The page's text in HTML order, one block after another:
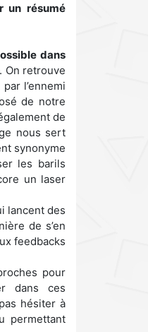
un résumé
dans
On retrouve
l’ennemi
de notre
de
nous sert
synonyme
les barils
un laser
lancent des
de s’en
feedbacks
pour
dans ces
hésiter à
permettant